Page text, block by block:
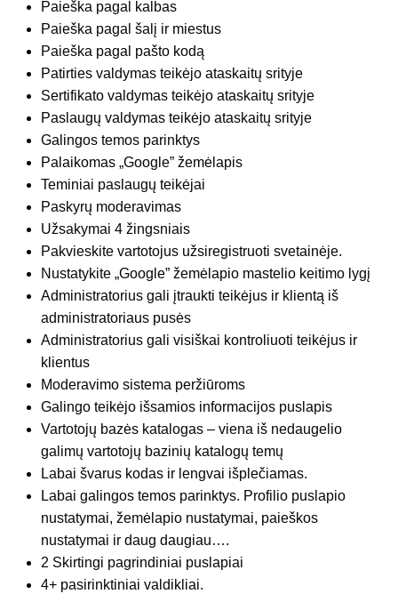
Paieška pagal kalbas
Paieška pagal šalį ir miestus
Paieška pagal pašto kodą
Patirties valdymas teikėjo ataskaitų srityje
Sertifikato valdymas teikėjo ataskaitų srityje
Paslaugų valdymas teikėjo ataskaitų srityje
Galingos temos parinktys
Palaikomas „Google” žemėlapis
Teminiai paslaugų teikėjai
Paskyrų moderavimas
Užsakymai 4 žingsniais
Pakvieskite vartotojus užsiregistruoti svetainėje.
Nustatykite „Google” žemėlapio mastelio keitimo lygį
Administratorius gali įtraukti teikėjus ir klientą iš
administratoriaus pusės
Administratorius gali visiškai kontroliuoti teikėjus ir
klientus
Moderavimo sistema peržiūroms
Galingo teikėjo išsamios informacijos puslapis
Vartotojų bazės katalogas – viena iš nedaugelio
galimų vartotojų bazinių katalogų temų
Labai švarus kodas ir lengvai išplečiamas.
Labai galingos temos parinktys. Profilio puslapio
nustatymai, žemėlapio nustatymai, paieškos
nustatymai ir daug daugiau….
2 Skirtingi pagrindiniai puslapiai
4+ pasirinktiniai valdikliai.